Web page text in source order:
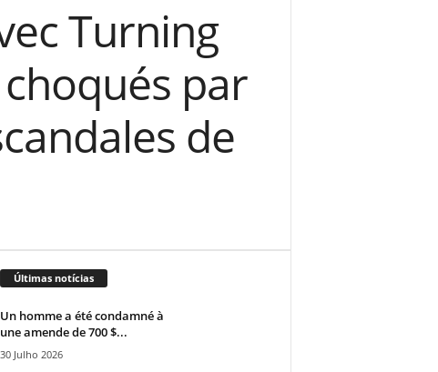
Turning
par
de
Últimas notícias
Un homme a été condamné à
une amende de 700 $...
30 Julho 2026